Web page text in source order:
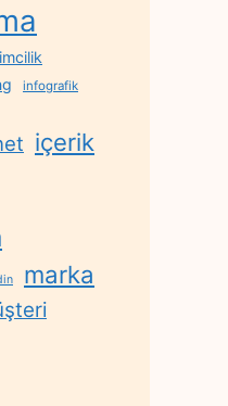
infografik
içerik
marka